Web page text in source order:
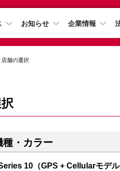
お知らせ 企業情報
店舗の選択
・カラー
10（GPS + Cellularモデ